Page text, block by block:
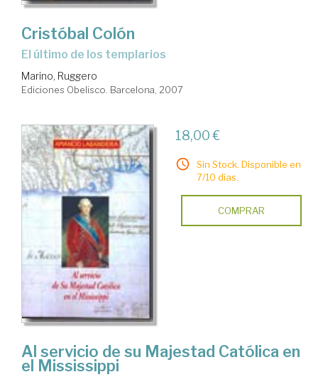
Cristóbal Colón
el último de los templarios
Marino, Ruggero
Ediciones Obelisco. Barcelona, 2007
18,00 €
Sin Stock. Disponible en
7/10 días.
COMPRAR
Al servicio de su Majestad Católica en
el Mississippi